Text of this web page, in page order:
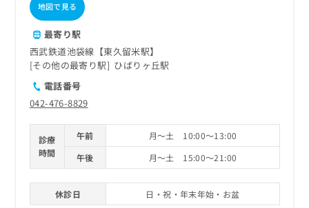
地図で見る
最寄り駅
西武鉄道池袋線【東久留米駅】
その他の最寄り駅
ひばりヶ丘駅
電話番号
042-476-8829
診療
時間
午前
月～土 10:00～13:00
午後
月～土 15:00～21:00
休診日 日・祝・年末年始・お盆